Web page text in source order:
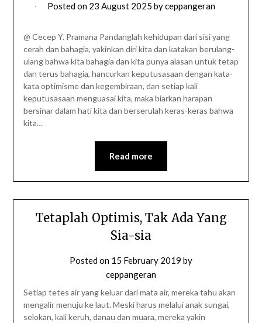
Posted on 23 August 2025 byceppangeran
@ Cecep Y. Pramana Pandanglah kehidupan dari sisi yang
cerah dan bahagia, yakinkan diri kita dan katakan berulang-
ulang bahwa kita bahagia dan kita punya alasan untuk tetap
dan terus bahagia, hancurkan keputusasaan dengan kata-
kata optimisme dan kegembiraan, dan setiap kali
keputusasaan menguasai kita, maka biarkan harapan
bersinar dalam hati kita dan berserulah keras-keras bahwa
kita…
Read more
Tetaplah Optimis, Tak Ada Yang
Sia-sia
Posted on 15 February 2019 by
ceppangeran
Setiap tetes air yang keluar dari mata air, mereka tahu akan
mengalir menuju ke laut. Meski harus melalui anak sungai,
selokan, kali keruh, danau dan muara, mereka yakin